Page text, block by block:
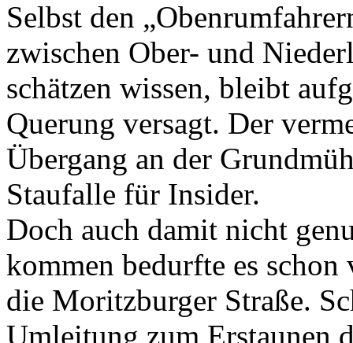
Selbst den
zwischen Ober- und
schätzen wissen, bleibt
Querung versagt. Der
Übergang an der
Staufalle für Insider.
Doch auch damit nicht
kommen bedurfte es
die Moritzburger Straße.
Umleitung zum Erstaunen